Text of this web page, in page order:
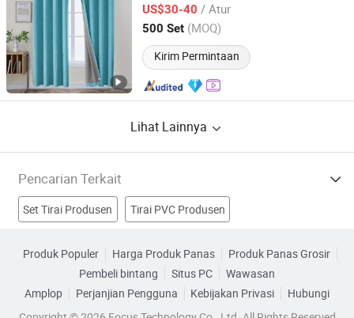
Tamu Warna Polos Tekstil Rumah Siap
PakaiTirai
US$30-40 / Atur
500 Set (MOQ)
Kirim Permintaan
Sichuan, China Harga mulai 2023
Lihat Lainnya
Pencarian Terkait
Set Tirai Produsen Tirai PVC Produsen
Kain Tirai Jendela Pabrik Tirai Jendela Mobil Pabrik
Produk Populer Harga Produk Panas
Produk Panas Grosir
Pembeli bintang
Situs PC
Wawasan
Amplop
Perjanjian Pengguna Kebijakan Privasi
Hubungi